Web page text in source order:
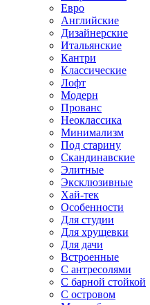
Евро
Английские
Дизайнерские
Итальянские
Кантри
Классические
Лофт
Модерн
Прованс
Неоклассика
Минимализм
Под старину
Скандинавские
Элитные
Эксклюзивные
Хай-тек
Особенности
Для студии
Для хрущевки
Для дачи
Встроенные
С антресолями
С барной стойкой
С островом